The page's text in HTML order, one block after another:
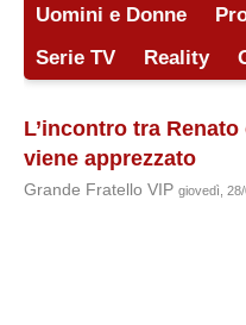
Uomini e Donne
Serie TV
Reality
L’incontro tra
viene apprezzato
Grande Fratello VIP giovedì,